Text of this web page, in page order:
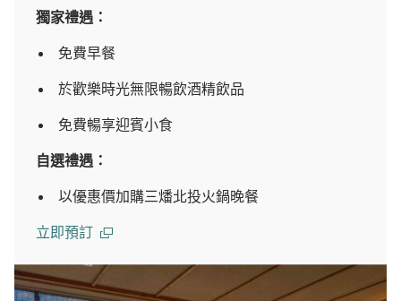
獨家禮遇：
免費早餐
於歡樂時光無限暢飲酒精飲品
免費暢享迎賓小食
自選禮遇：
以優惠價加購三燔北投火鍋晚餐
立即預訂